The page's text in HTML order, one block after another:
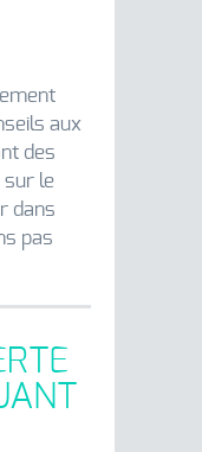
aux
des
sur le
dans
pas